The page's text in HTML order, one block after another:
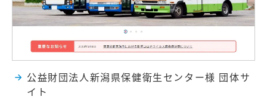
公益財団法人新潟県保健衛生センター様 団体サ
イト